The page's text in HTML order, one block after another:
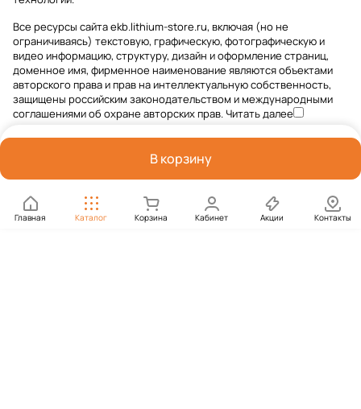
В корзину
Главная Каталог Корзина Кабинет Акции Контакты
Все ресурсы сайта ekb.lithium-store.ru, включая (но не
ограничиваясь) текстовую, графическую, фотографическую и
видео информацию, структуру, дизайн и оформление страниц,
доменное имя, фирменное наименование являются объектами
авторского права и прав на интеллектуальную собственность,
защищены российским законодательством и международными
соглашениями об охране авторских прав.Читать далее